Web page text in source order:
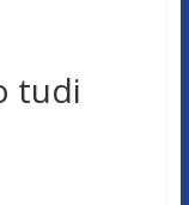
tudi